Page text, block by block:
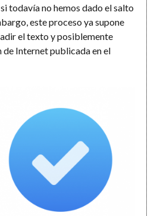
todavía no hemos dado el salto
este proceso ya supone
el texto y posiblemente
Internet publicada en el